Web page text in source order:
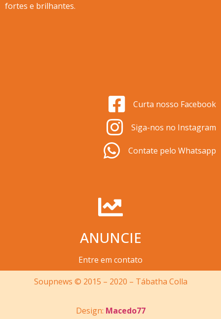
fortes e brilhantes.
Curta nosso Facebook
Siga-nos no Instagram
Contate pelo Whatsapp
ANUNCIE
Entre em contato
Soupnews © 2015 – 2020 – Tábatha Colla
Design: Macedo77